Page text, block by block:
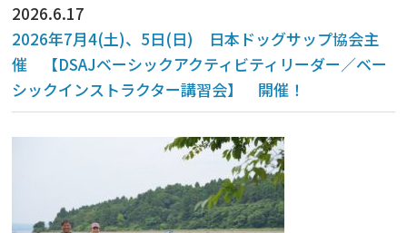
2026.6.17
2026年7月4(土)、5日(日) 日本ドッグサップ協会主
催 【DSAJベーシックアクティビティリーダー／ベー
シックインストラクター講習会】 開催！